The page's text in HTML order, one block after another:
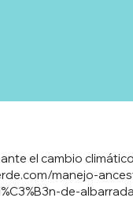
el cambio
manejo-
de-